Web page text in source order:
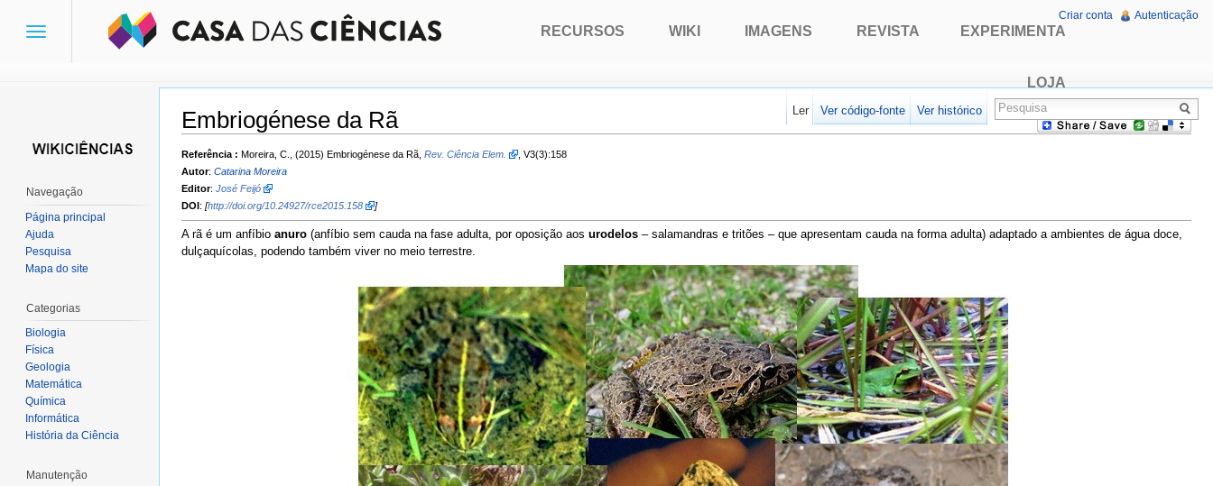
Embriogénese da Rã
Ir para:navegação,pesquisa
Referência : Moreira, C., (2015) Embriogénese da Rã, Rev. Ciência Elem.
, V3(3):158
Autor: Catarina Moreira
Editor: José Feijó
DOI: [http://doi.org/10.24927/rce2015.158 ]
A rã é um anfíbio anuro (anfíbio sem cauda na fase adulta, por oposição aos urodelos – salamandras e tritões – que apresentam cauda na forma adulta) adaptado a ambientes de água doce,
dulçaquícolas, podendo também viver no meio terrestre.
Toggle
RECURSOS WIKI IMAGENS REVISTA EXPERIMENTA
LOJA
Criar conta Autenticação
Ler Ver código-fonte Ver histórico
Navegação
Página principal
Ajuda
Pesquisa
Mapa do site
Categorias
Biologia
Física
Geologia
Matemática
Química
Informática
História da Ciência
Manutenção